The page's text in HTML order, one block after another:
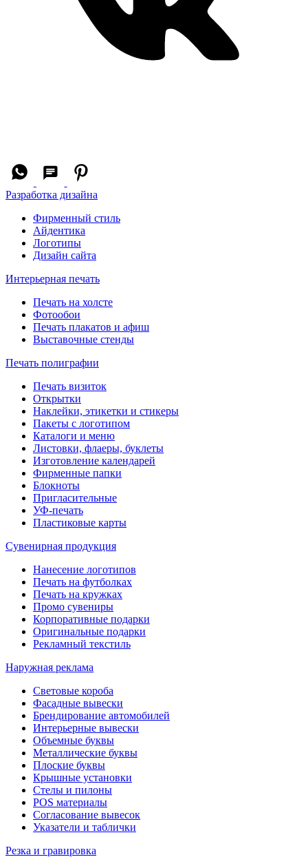
Разработка дизайна
Фирменный стиль
Айдентика
Логотипы
Дизайн сайта
Интерьерная печать
Печать на холсте
Фотообои
Печать плакатов и афиш
Выставочные стенды
Печать полиграфии
Печать визиток
Открытки
Наклейки, этикетки и стикеры
Пакеты с логотипом
Каталоги и меню
Листовки, флаеры, буклеты
Изготовление календарей
Фирменные папки
Блокноты
Пригласительные
УФ-печать
Пластиковые карты
Сувенирная продукция
Нанесение логотипов
Печать на футболках
Печать на кружках
Промо сувениры
Корпоративные подарки
Оригинальные подарки
Рекламный текстиль
Наружная реклама
Световые короба
Фасадные вывески
Брендирование автомобилей
Интерьерные вывески
Объемные буквы
Металлические буквы
Плоские буквы
Крышные установки
Стелы и пилоны
POS материалы
Согласование вывесок
Указатели и таблички
Резка и гравировка